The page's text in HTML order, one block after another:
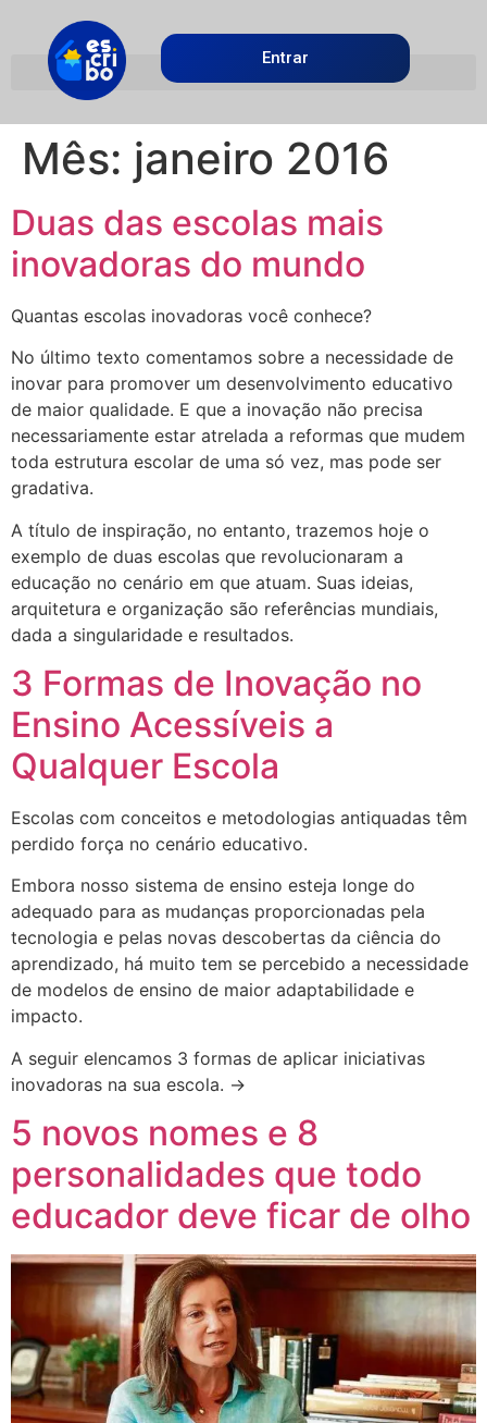
Entrar
Mês: janeiro 2016
Duas das escolas mais
inovadoras do mundo
Quantas escolas inovadoras você conhece?
No último texto comentamos sobre a necessidade de
inovar para promover um desenvolvimento educativo
de maior qualidade. E que a inovação não precisa
necessariamente estar atrelada a reformas que mudem
toda estrutura escolar de uma só vez, mas pode ser
gradativa.
A título de inspiração, no entanto, trazemos hoje o
exemplo de duas escolas que revolucionaram a
educação no cenário em que atuam. Suas ideias,
arquitetura e organização são referências mundiais,
dada a singularidade e resultados.
3 Formas de Inovação no
Ensino Acessíveis a
Qualquer Escola
Escolas com conceitos e metodologias antiquadas têm
perdido força no cenário educativo.
Embora nosso sistema de ensino esteja longe do
adequado para as mudanças proporcionadas pela
tecnologia e pelas novas descobertas da ciência do
aprendizado, há muito tem se percebido a necessidade
de modelos de ensino de maior adaptabilidade e
impacto.
A seguir elencamos 3 formas de aplicar iniciativas
inovadoras na sua escola. →
5 novos nomes e 8
personalidades que todo
educador deve ficar de olho